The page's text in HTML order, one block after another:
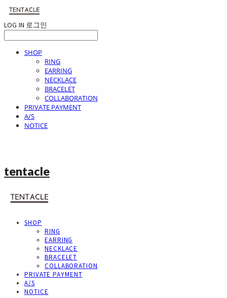
LOG IN 로그인
SHOP
RING
EARRING
NECKLACE
BRACELET
COLLABORATION
PRIVATE PAYMENT
A/S
NOTICE
tentacle
SHOP
RING
EARRING
NECKLACE
BRACELET
COLLABORATION
PRIVATE PAYMENT
A/S
NOTICE